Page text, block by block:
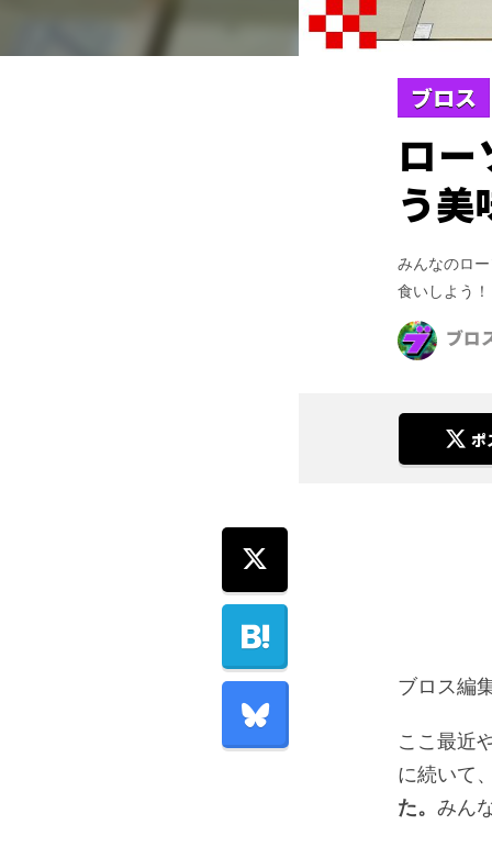
ブロス
ロ
う美
みんなのロ
食いしよう！
ブロ
ポ
ブロス編
ここ最近
に続いて
た。 みん